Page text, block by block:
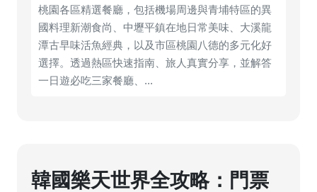
桃園各區精選餐廳，包括機場周邊與青埔特區的異
國料理新潮食尚、中壢平鎮在地日常美味、大溪龍
潭古早味活魚經典，以及市區桃園八德的多元化好
選擇。透過熱區快速指南、旅人真實分享，並解答
一日遊必吃三家餐廳、...
韓國樂天世界全攻略：門票